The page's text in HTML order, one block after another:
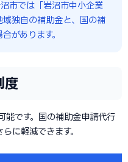
市では「岩沼市中小企業
独自の補助金と、国の補
があります。
度
能です。国の補助金申請代行
に軽減できます。